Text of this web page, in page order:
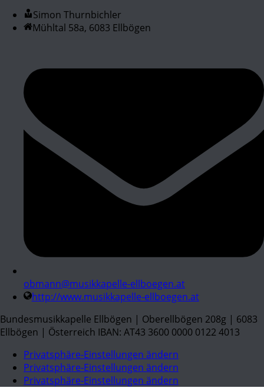
Simon Thurnbichler
Mühltal 58a, 6083 Ellbögen
obmann@musikkapelle-ellboegen.at
http://www.musikkapelle-ellboegen.at
Bundesmusikkapelle Ellbögen | Oberellbögen 208g | 6083
Ellbögen | Österreich IBAN: AT43 3600 0000 0122 4013
Privatsphäre-Einstellungen ändern
Privatsphäre-Einstellungen ändern
Privatsphäre-Einstellungen ändern